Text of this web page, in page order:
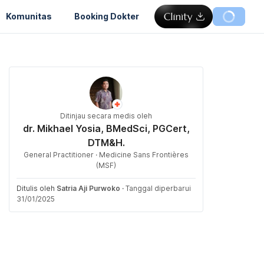
Komunitas Booking Dokter
Ditinjau secara medis oleh
dr. Mikhael Yosia, BMedSci, PGCert,
DTM&H.
General Practitioner · Medicine Sans Frontières
(MSF)
Ditulis oleh Satria Aji Purwoko · Tanggal diperbarui
31/01/2025